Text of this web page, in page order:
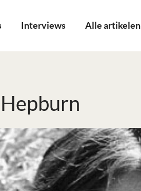
Interviews Alle artikelen